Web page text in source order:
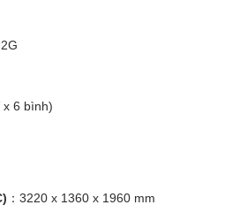
x 6 bình)
：3220 x 1360 x 1960 mm